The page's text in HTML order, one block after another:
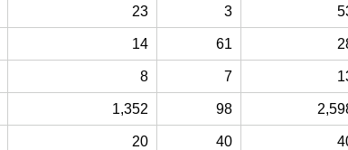
23 3
14 61
8 7
1,352 98
20 40